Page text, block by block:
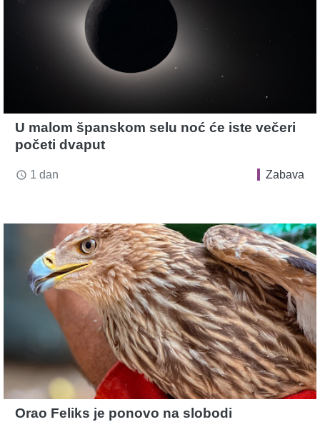
U malom španskom selu noć će iste večeri
početi dvaput
access_time 1 dan Zabava
Orao Feliks je ponovo na slobodi